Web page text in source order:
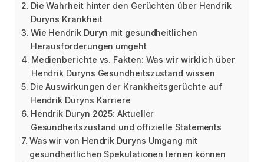
Die Wahrheit hinter den Gerüchten über Hendrik
Duryns Krankheit
Wie Hendrik Duryn mit gesundheitlichen
Herausforderungen umgeht
Medienberichte vs. Fakten: Was wir wirklich über
Hendrik Duryns Gesundheitszustand wissen
Die Auswirkungen der Krankheitsgerüchte auf
Hendrik Duryns Karriere
Hendrik Duryn 2025: Aktueller
Gesundheitszustand und offizielle Statements
Was wir von Hendrik Duryns Umgang mit
gesundheitlichen Spekulationen lernen können